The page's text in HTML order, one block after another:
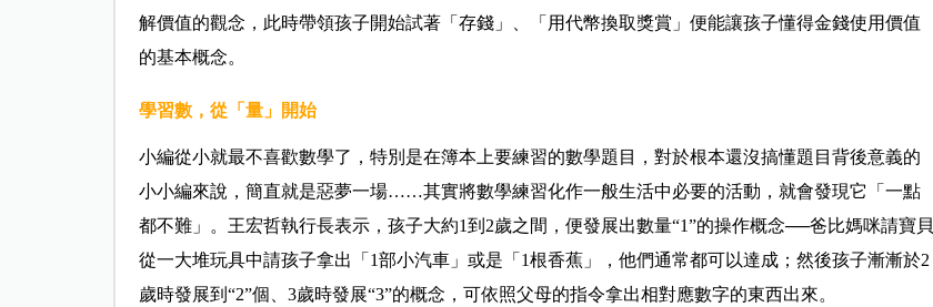
解價值的觀念，此時帶領孩子開始試著「存錢」、「用代幣換取獎賞」便能讓孩子懂得金錢使用價值
的基本概念。
學習數，從「量」開始
小編從小就最不喜歡數學了，特別是在簿本上要練習的數學題目，對於根本還沒搞懂題目背後意義的
小小編來說，簡直就是惡夢一場……其實將數學練習化作一般生活中必要的活動，就會發現它「一點
都不難」。王宏哲執行長表示，孩子大約1到2歲之間，便發展出數量“1”的操作概念──爸比媽咪請寶貝
從一大堆玩具中請孩子拿出「1部小汽車」或是「1根香蕉」，他們通常都可以達成；然後孩子漸漸於2
歲時發展到“2”個、3歲時發展“3”的概念，可依照父母的指令拿出相對應數字的東西出來。